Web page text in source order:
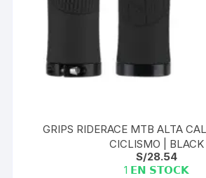
GRIPS RIDERACE MTB ALTA
CICLISMO | BLACK
S/28.54
1 𝗘𝗡 𝗦𝗧𝗢𝗖𝗞